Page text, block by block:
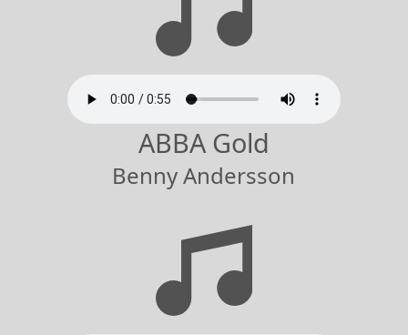
ABBA Gold
Benny Andersson